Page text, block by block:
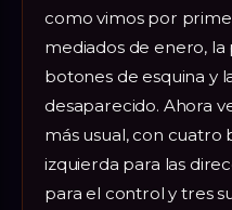
como vimos por
mediados de enero, la
botones de esquina y
desaparecido. Ahora
más usual, con cuatro
izquierda para las
para el control y tres